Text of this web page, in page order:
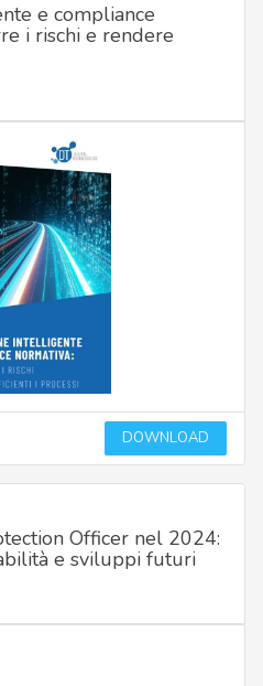
e compliance
i rischi e rendere
DOWNLOAD
Officer nel 2024:
e sviluppi futuri